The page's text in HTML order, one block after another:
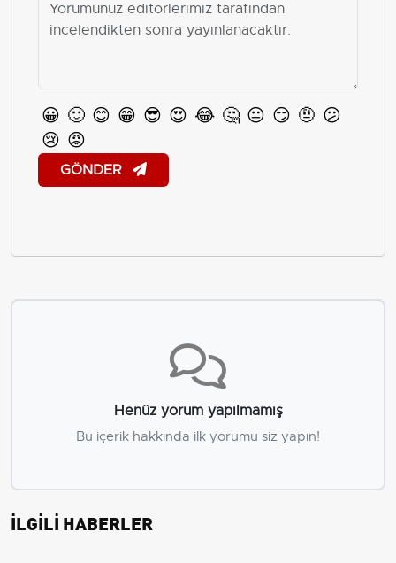
😀 🙂 😊 😁 😎 😍 😂 🤔 😐 😏 🤨 😕
😢 😡
GÖNDER
Henüz yorum yapılmamış
Bu içerik hakkında ilk yorumu siz yapın!
İLGİLİ HABERLER